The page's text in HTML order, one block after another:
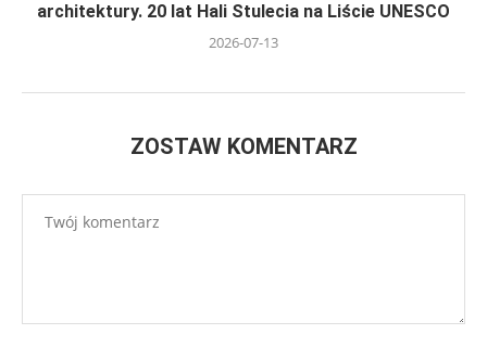
architektury. 20 lat Hali Stulecia na Liście UNESCO
2026-07-13
ZOSTAW KOMENTARZ